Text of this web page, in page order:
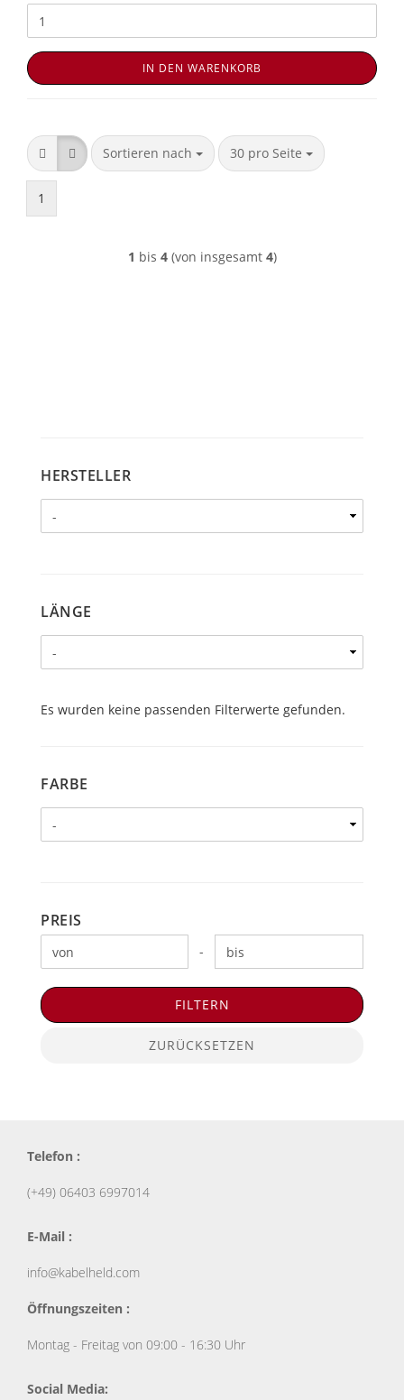
IN DEN WARENKORB
Sortieren nach
Sortieren nach 30 pro Seite
pro Seite
1
1 bis 4(von insgesamt 4)
HERSTELLER
HERSTELLER
LÄNGE
LÄNGE
Es wurden keine passenden Filterwerte gefunden.
FARBE
FARBE
PREIS
PREIS
Preis bis -
FILTERN
ZURÜCKSETZEN
Telefon :
(+49) 06403 6997014
E-Mail :
info@kabelheld.com
Öffnungszeiten :
Montag - Freitag von 09:00 - 16:30 Uhr
Social Media: